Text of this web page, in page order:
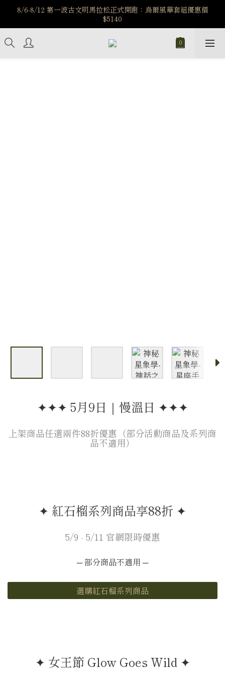
️8/6-8/12 第一波古文明馬拉松正式開跑：烏爾風華套組優惠價
$5140
️8/6-8/12 第一波古文明馬拉松正式開跑：烏爾風華套組優惠價
$5140
7/15-8/25 神秘星象學系列｜獅子座時區 項鍊 X 戒指 X 手鍊 享福
利
✦✦✦ 5月9日｜慢溫日 ✦✦✦
上架商品任選兩件88折優惠（部分活動商品及系列商
品不適用）
✦ 紅石榴系列商品享88折 ✦
5/9 - 5/11 官網限時優惠
─ 部分商品不適用 ─
選購紅石榴系列商品
✦ 女王節 Glow Goes Wild ✦